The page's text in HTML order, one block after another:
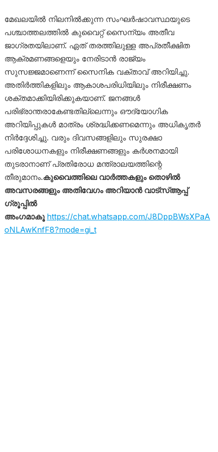
മേഖലയിൽ നിലനിൽക്കുന്ന സംഘർഷാവസ്ഥയുടെ
പശ്ചാത്തലത്തിൽ കുവൈറ്റ് സൈന്യം അതീവ
ജാഗ്രതയിലാണ്. ഏത് തരത്തിലുള്ള അപ്രതീക്ഷിത
ആക്രമണങ്ങളെയും നേരിടാൻ രാജ്യം
സുസജ്ജമാണെന്ന് സൈനിക വക്താവ് അറിയിച്ചു.
അതിർത്തികളിലും ആകാശപരിധിയിലും നിരീക്ഷണം
ശക്തമാക്കിയിരിക്കുകയാണ്. ജനങ്ങൾ
പരിഭ്രാന്തരാകേണ്ടതില്ലെന്നും ഔദ്യോഗിക
അറിയിപ്പുകൾ മാത്രം ശ്രദ്ധിക്കണമെന്നും അധികൃതർ
നിർദ്ദേശിച്ചു. വരും ദിവസങ്ങളിലും സുരക്ഷാ
പരിശോധനകളും നിരീക്ഷണങ്ങളും കർശനമായി
തുടരാനാണ് പ്രതിരോധ മന്ത്രാലയത്തിന്റെ
തീരുമാനം.കുവൈത്തിലെ വാർത്തകളും തൊഴിൽ
അവസരങ്ങളും അതിവേഗം അറിയാൻ വാട്സ്ആപ്പ്
ഗ്രൂപ്പിൽ
അംഗമാകൂ https://chat.whatsapp.com/J8DppBWsXPaA
oNLAwKnfF8?mode=gi_t